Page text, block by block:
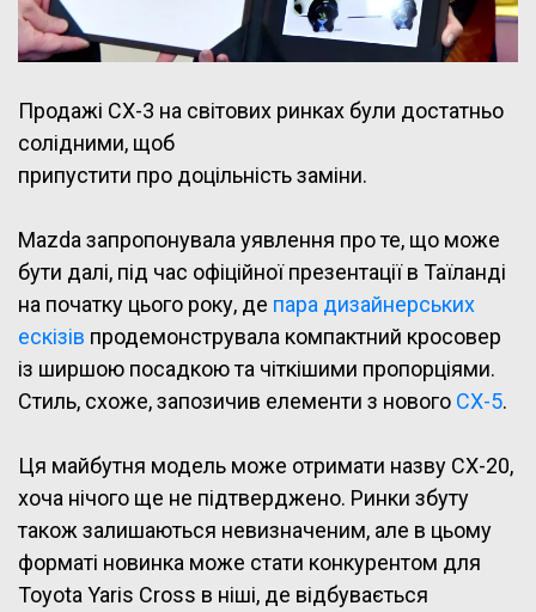
Продажі CX-3 на світових ринках були достатньо
солідними, щоб
припустити про доцільність заміни.
Mazda запропонувала уявлення про те, що може
бути далі, під час офіційної презентації в Таїланді
на початку цього року, де пара дизайнерських
ескізів продемонструвала компактний кросовер
із ширшою посадкою та чіткішими пропорціями.
Стиль, схоже, запозичив елементи з нового CX-5.
Ця майбутня модель може отримати назву CX-20,
хоча нічого ще не підтверджено. Ринки збуту
також залишаються невизначеним, але в цьому
форматі новинка може стати конкурентом для
Toyota Yaris Cross в ніші, де відбувається